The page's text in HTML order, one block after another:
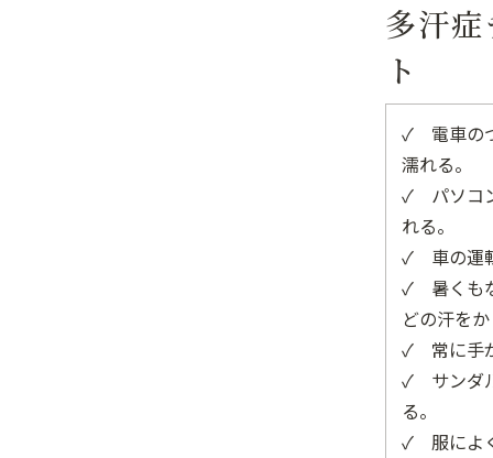
多汗
ト
✓ 電車の
濡れる。
✓ パソコ
れる。
✓ 車の運
✓ 暑くも
どの汗を
✓ 常に手
✓ サンダ
る。
✓ 服によ